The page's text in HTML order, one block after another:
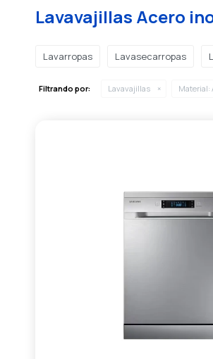
Lavavajillas Acero
Lavarropas Lavasecarropas
Filtrando por: Lavavajillas Material: